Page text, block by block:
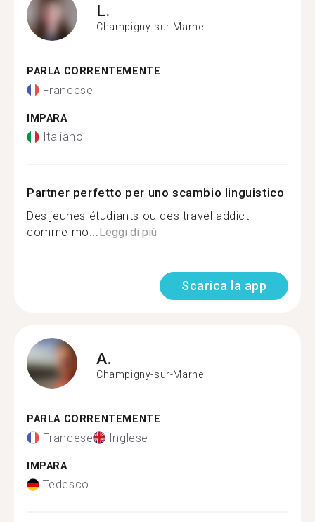
L.
Champigny-sur-Marne
PARLA CORRENTEMENTE
Francese
IMPARA
Italiano
Partner perfetto per uno scambio linguistico
Des jeunes étudiants ou des travel addict
comme mo...Leggi di più
Scarica la app
A.
Champigny-sur-Marne
PARLA CORRENTEMENTE
Francese Inglese
IMPARA
Tedesco